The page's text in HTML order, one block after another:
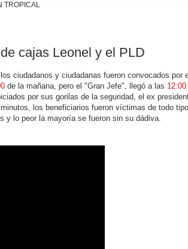
TROPICAL
cajas Leonel y el PLD
ciudadanos y ciudadanas fueron convocados por
de la mañana, pero el "Gran Jefe", llegó a las 12:00
por sus gorilas de la seguridad, el ex
minutos, los beneficiarios fueron víctimas de todo
y lo peor la mayoría se fueron sin su dádiva.